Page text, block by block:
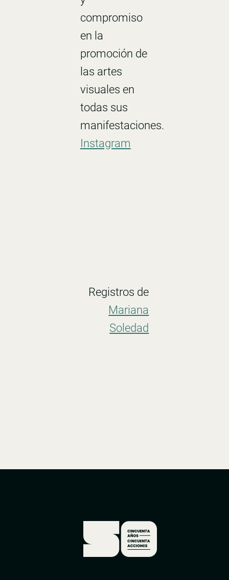
compromiso
en la
promoción de
las artes
visuales en
todas sus
manifestaciones.
Instagram
Registros de
Mariana
Soledad